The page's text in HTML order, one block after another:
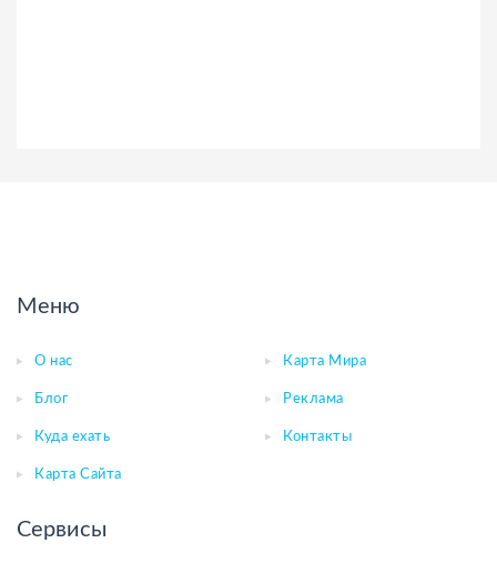
Меню
О нас Карта Мира
Блог Реклама
Куда ехать Контакты
Карта Сайта
Сервисы